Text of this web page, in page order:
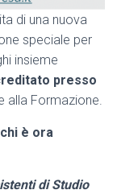
di una nuova
speciale per
insieme
presso
alla Formazione.
è ora
di Studio